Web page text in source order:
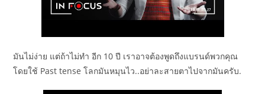
มันไม่ง่าย แต่ถ้าไม่ทำ อีก 10 ปี เราอาจต้องพูดถึงแบรนด์พวกคุณ
โดยใช้ Past tense โลกมันหมุนไว..อย่าละสายตาไปจากมันครับ.